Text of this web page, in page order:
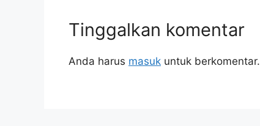
Tinggalkan komentar
Anda harus masuk untuk berkomentar.